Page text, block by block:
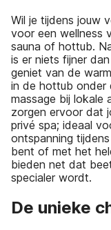
Wil je tijdens jouw
voor een wellness
sauna of hottub.
is er niets fijner
geniet van de
in de hottub onder
massage bij lokale
zorgen ervoor dat
privé spa; ideaal
ontspanning
bent of met het
bieden net dat
specialer wordt.
De unieke